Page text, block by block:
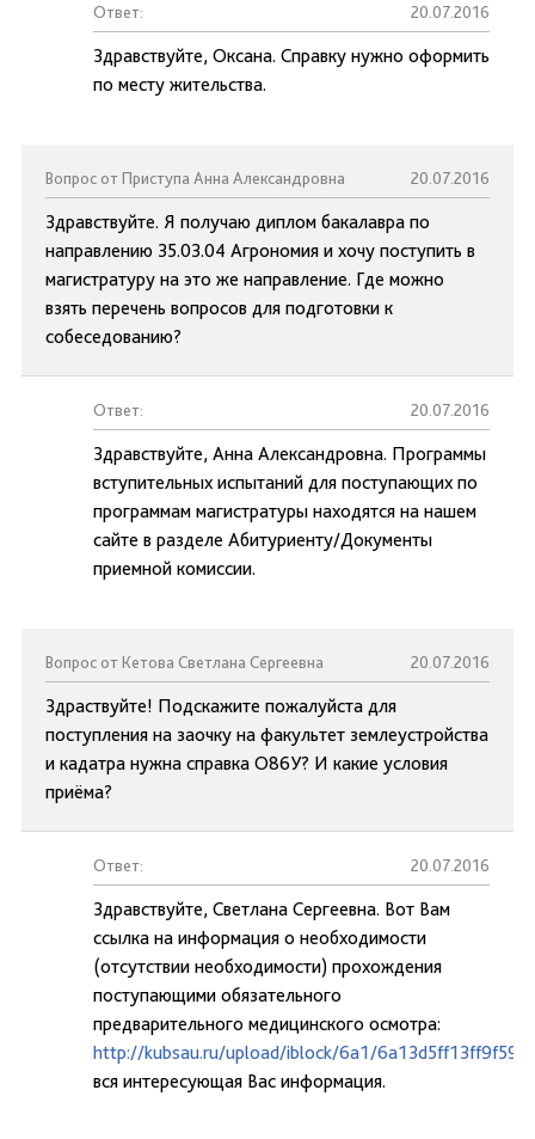
Ответ: 20.07.2016
Здравствуйте, Оксана. Справку нужно оформить
по месту жительства.
Вопрос от Приступа Анна Александровна 20.07.2016
Здравствуйте. Я получаю диплом бакалавра по
направлению 35.03.04 Агрономия и хочу поступить в
магистратуру на это же направление. Где можно
взять перечень вопросов для подготовки к
собеседованию?
Ответ: 20.07.2016
Здравствуйте, Анна Александровна. Программы
вступительных испытаний для поступающих по
программам магистратуры находятся на нашем
сайте в разделе Абитуриенту/Документы
приемной комиссии.
Вопрос от Кетова Светлана Сергеевна 20.07.2016
Здраствуйте! Подскажите пожалуйста для
поступления на заочку на факультет землеустройства
и кадатра нужна справка О86У? И какие условия
приёма?
Ответ: 20.07.2016
Здравствуйте, Светлана Сергеевна. Вот Вам
ссылка на информация о необходимости
(отсутствии необходимости) прохождения
поступающими обязательного
предварительного медицинского осмотра:
http://kubsau.ru/upload/iblock/6a1/
вся интересующая Вас информация.